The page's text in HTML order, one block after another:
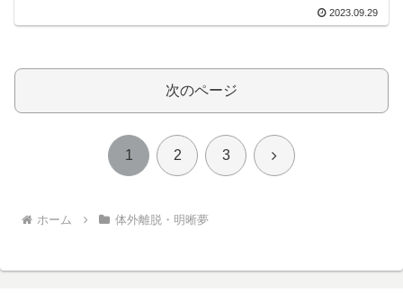
2023.09.29
次のページ
1 2 3 次
ホーム 体外離脱・明晰夢